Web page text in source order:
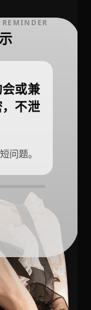
或兼
不泄
问题。